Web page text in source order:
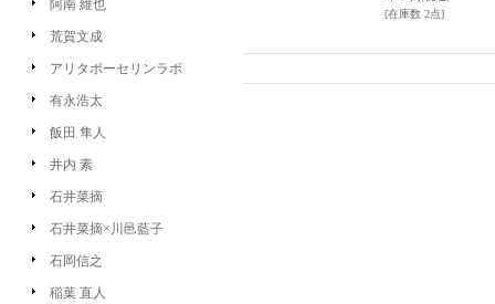
阿南 維也
荒賀文成
アリタポーセリンラボ
有永浩太
飯田 隼人
井内 素
石井菜摘
石井菜摘×川邑藍子
石岡信之
稲葉 直人
[在庫数 2点]